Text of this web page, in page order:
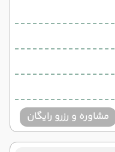
مشاوره و رزرو رایگان